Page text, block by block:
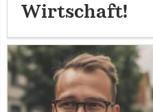
Wirtschaft!